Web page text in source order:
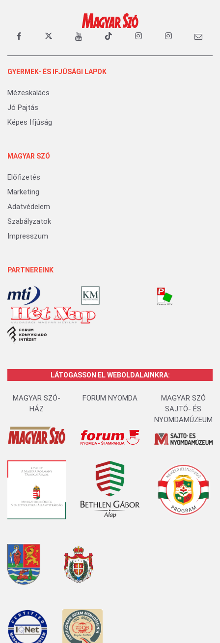
GYERMEK- ÉS IFJÚSÁGI LAPOK
Mézeskalács
Jó Pajtás
Képes Ifjúság
MAGYAR SZÓ
Előfizetés
Marketing
Adatvédelem
Szabályzatok
Impresszum
PARTNEREINK
LÁTOGASSON EL WEBOLDALAINKRA:
MAGYAR SZÓ-
HÁZ
FORUM NYOMDA
MAGYAR SZÓ
SAJTÓ- ÉS
NYOMDAMÚZEUM